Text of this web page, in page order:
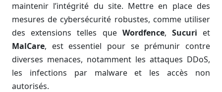
maintenir l’intégrité du site. Mettre en place des
mesures de cybersécurité robustes, comme utiliser
des extensions telles que Wordfence, Sucuri et
MalCare, est essentiel pour se prémunir contre
diverses menaces, notamment les attaques DDoS,
les infections par malware et les accès non
autorisés.